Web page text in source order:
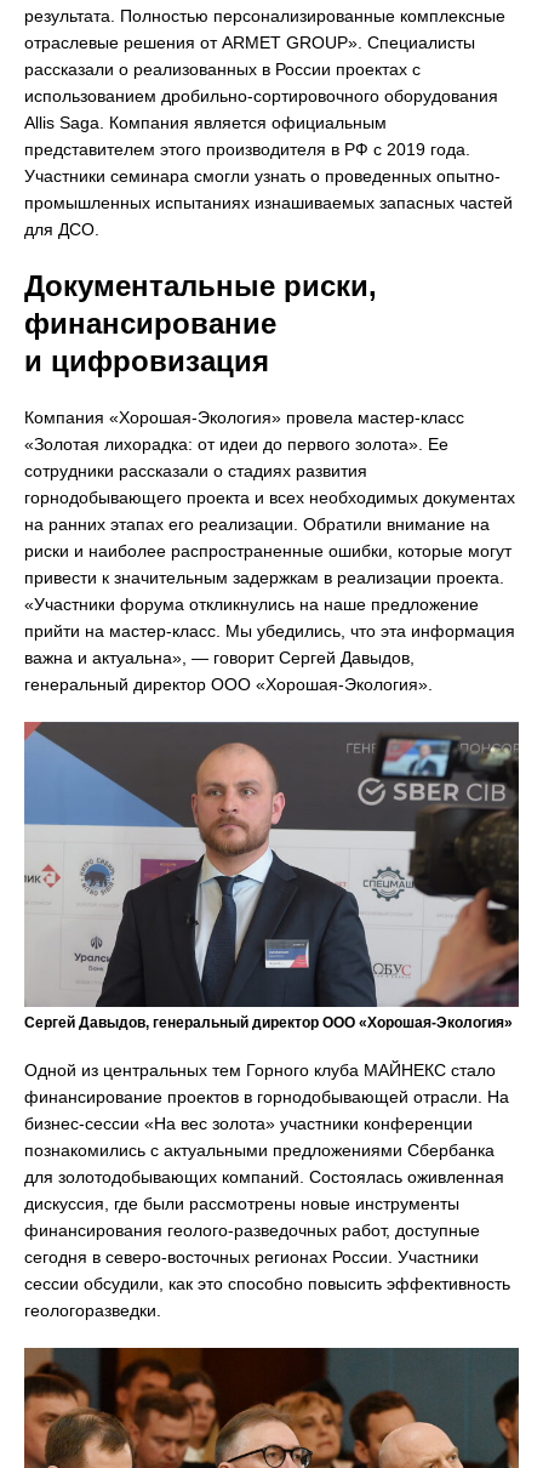
результата. Полностью персонализированные комплексные
отраслевые решения от ARMET GROUP». Специалисты
рассказали о реализованных в России проектах с
использованием дробильно-сортировочного оборудования
Allis Saga. Компания является официальным
представителем этого производителя в РФ с 2019 года.
Участники семинара смогли узнать о проведенных опытно-
промышленных испытаниях изнашиваемых запасных частей
для ДСО.
Документальные риски,
финансирование
и цифровизация
Компания «Хорошая-Экология» провела мастер-класс
«Золотая лихорадка: от идеи до первого золота». Ее
сотрудники рассказали о стадиях развития
горнодобывающего проекта и всех необходимых документах
на ранних этапах его реализации. Обратили внимание на
риски и наиболее распространенные ошибки, которые могут
привести к значительным задержкам в реализации проекта.
«Участники форума откликнулись на наше предложение
прийти на мастер-класс. Мы убедились, что эта информация
важна и актуальна», — говорит Сергей Давыдов,
генеральный директор ООО «Хорошая-Экология».
Сергей Давыдов, генеральный директор ООО «Хорошая-Экология»
Одной из центральных тем Горного клуба МАЙНЕКС стало
финансирование проектов в горнодобывающей отрасли. На
бизнес-сессии «На вес золота» участники конференции
познакомились с актуальными предложениями Сбербанка
для золотодобывающих компаний. Состоялась оживленная
дискуссия, где были рассмотрены новые инструменты
финансирования геолого-разведочных работ, доступные
сегодня в северо-восточных регионах России. Участники
сессии обсудили, как это способно повысить эффективность
геологоразведки.